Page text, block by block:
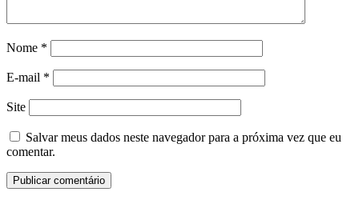
Nome *
E-mail *
Site
Salvar meus dados neste navegador para a próxima vez que eu
comentar.